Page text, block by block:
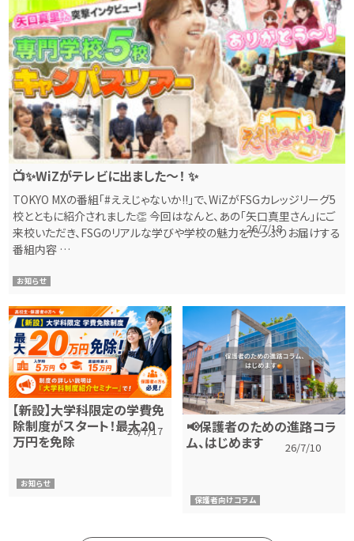
📺✨WiZがテレビに出ました〜！ ✨
TOKYO MXの番組「#ええじゃないか!!」で、WiZがFSGカレッジリーグ5
校とともに紹介されました👏 今回はなんと、あの「矢口真里さん」にご
来校いただき、FSGのリアルな学びや学校の魅力をたっぷりお届けする
番組内容 …
26/7/18
お知らせ
【新設】大学科限定の学費免
除制度がスタート！最大20
万円を免除
26/7/17
お知らせ
📢保護者のための進路コラ
ム、はじめます
26/7/10
保護者向けコラム